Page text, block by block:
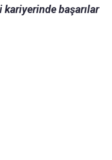
başarılar